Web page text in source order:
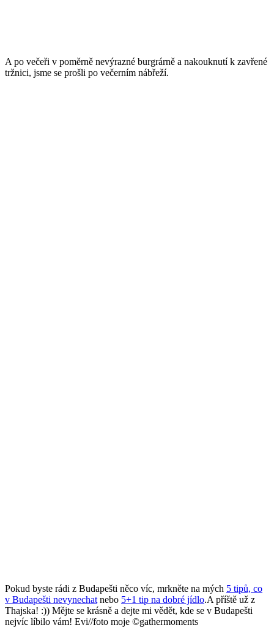
A po večeři v poměrně nevýrazné burgrárně a nakouknutí k zavřené
tržnici, jsme se prošli po večerním nábřeží.
Pokud byste rádi z Budapešti něco víc, mrkněte na mých 5 tipů, co
v Budapešti nevynechat nebo 5+1 tip na dobré jídlo.A příště už z
Thajska! :)) Mějte se krásně a dejte mi vědět, kde se v Budapešti
nejvíc líbilo vám! Evi//foto moje ©gathermoments